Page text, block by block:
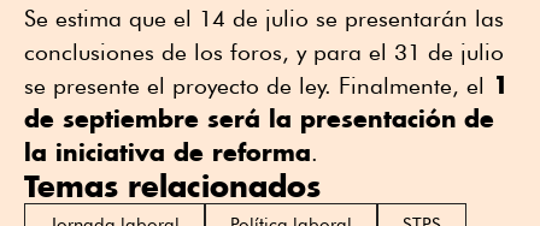
Se estima que el 14 de julio se presentarán las
conclusiones de los foros, y para el 31 de julio
se presente el proyecto de ley. Finalmente, el 1
de septiembre será la presentación de
la iniciativa de reforma.
Temas relacionados